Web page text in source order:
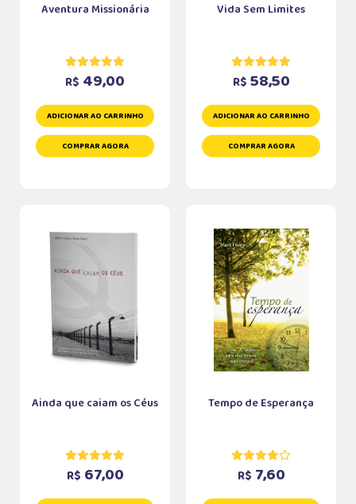
Aventura Missionária
R$ 49,00
ADICIONAR AO CARRINHO
COMPRAR AGORA
Vida Sem Limites
R$ 58,50
ADICIONAR AO CARRINHO
COMPRAR AGORA
Ainda que caiam os Céus
R$ 67,00
Tempo de Esperança
R$ 7,60